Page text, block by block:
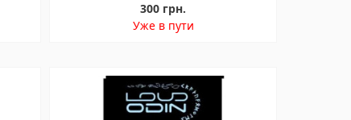
300 грн.
Уже в пути